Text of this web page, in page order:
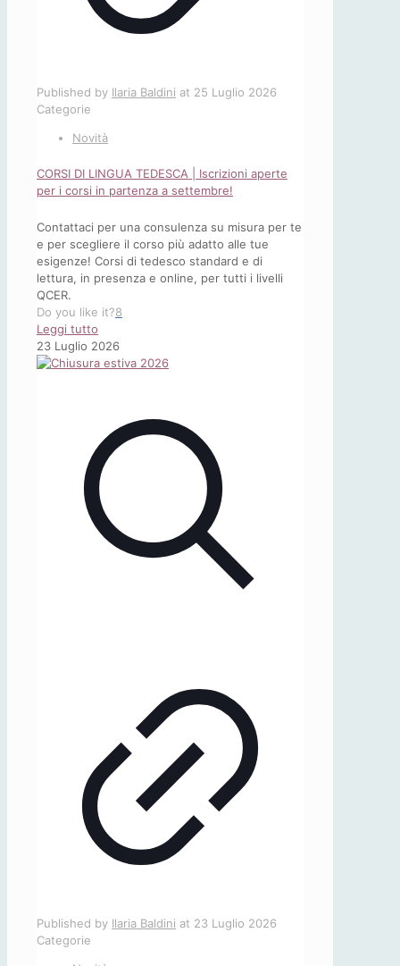
Published by Ilaria Baldini at 25 Luglio 2026
Categorie
Novità
CORSI DI LINGUA TEDESCA | Iscrizioni aperte
per i corsi in partenza a settembre!
Contattaci per una consulenza su misura per te
e per scegliere il corso più adatto alle tue
esigenze! Corsi di tedesco standard e di
lettura, in presenza e online, per tutti i livelli
QCER.
Do you like it?8
Leggi tutto
CORSI
DI
Iscrizioni
aperte
per
i
corsi
in
partenza
23 Luglio 2026
Published by Ilaria Baldini at 23 Luglio 2026
Categorie